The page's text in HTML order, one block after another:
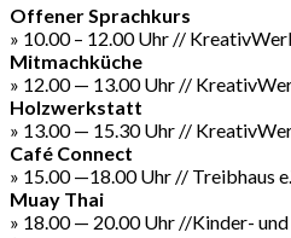
Offener Sprachkurs
» 10.00 – 12.00 Uhr //
Mitmachküche
» 12.00 — 13.00 Uhr //
Holzwerkstatt
» 13.00 — 15.30 Uhr //
Café Connect
» 15.00 —18.00 Uhr // Treibhaus
Muay Thai
» 18.00 — 20.00 Uhr //Kinder-